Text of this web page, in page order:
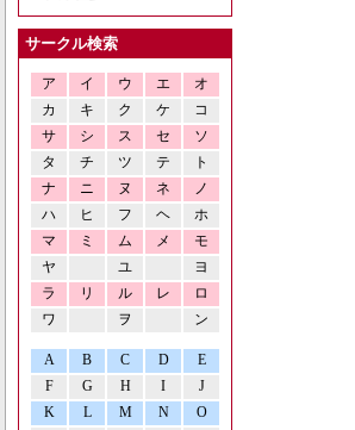
サークル検索
ア イ ウ エ
オ
カ
キ ク ケ
コ
サ
シ ス セ
ソ
タ
チ ツ テ
ト
ナ
ニ ヌ ネ
ノ
ハ
ヒ フ ヘ
ホ
マ
ミ ム メ
モ
ヤ
ユ
ヨ
ラ
リ ル レ
ロ
ワ
ヲ ン
A B C D
E
F
G H I
J
K
L M N O